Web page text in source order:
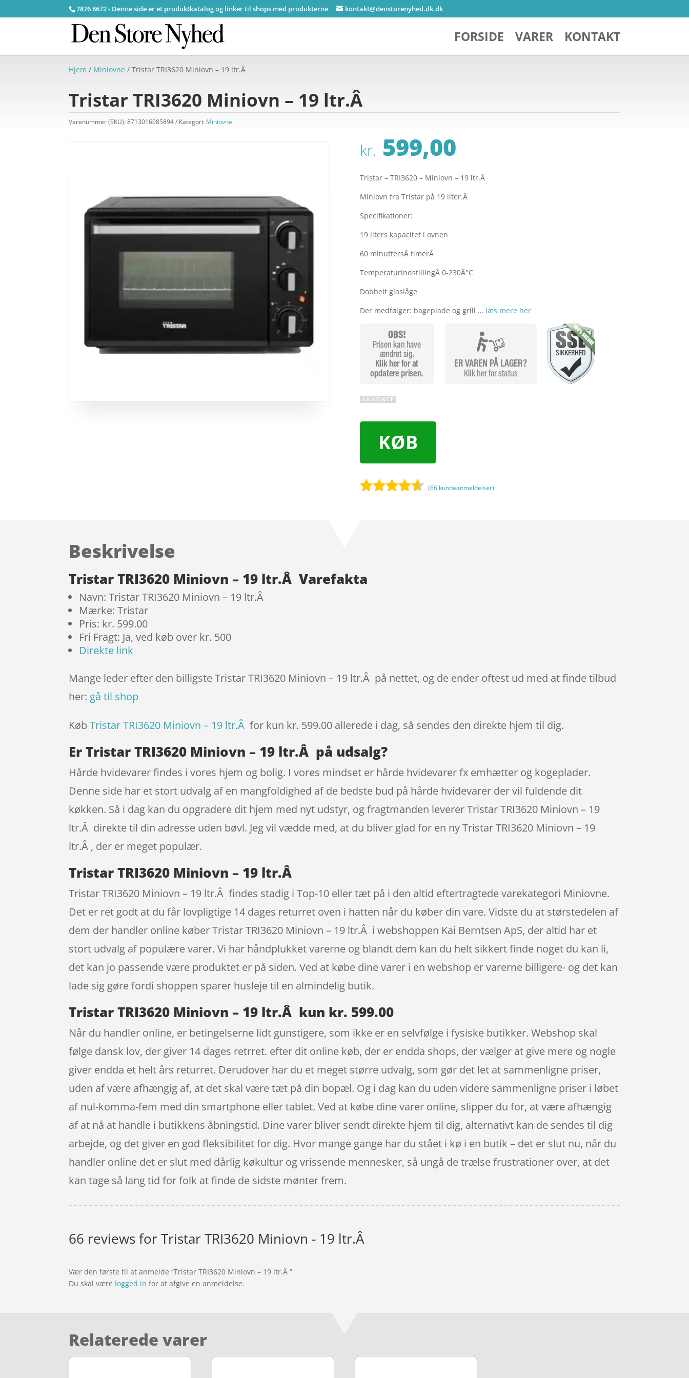
7876 8672 - Denne side er et produktkatalog og linker til shops med produkterne kontakt@denstorenyhed.dk.dk
FORSIDE VARER KONTAKT
Hjem / Miniovne / Tristar TRI3620 Miniovn – 19 ltr.Â
Tristar TRI3620 Miniovn – 19 ltr.Â
Varenummer (SKU):8713016085894 Kategori: Miniovne
kr. 599,00
Tristar – TRI3620 – Miniovn – 19 ltr.Â
Miniovn fra Tristar på 19 liter.Â
Specifikationer:
19 liters kapacitet i ovnen
60 minuttersÂ timerÂ
TemperaturindstillingÂ 0-230Â°C
Dobbelt glaslåge
Der medfølger: bageplade og grill … læs mere her
KØB
mmelser
(66 kundeanmeldelser)
Beskrivelse
Tristar TRI3620 Miniovn – 19 ltr.Â Varefakta
Navn: Tristar TRI3620 Miniovn – 19 ltr.Â
Mærke: Tristar
Pris: kr. 599.00
Fri Fragt: Ja, ved køb over kr. 500
Direkte link
Mange leder efter den billigste Tristar TRI3620 Miniovn – 19 ltr.Â på nettet, og de ender oftest ud med at finde tilbud
her: gå til shop
KøbTristar TRI3620 Miniovn – 19 ltr.Â for kun kr. 599.00 allerede i dag, så sendes den direkte hjem til dig.
Er Tristar TRI3620 Miniovn – 19 ltr.Â på udsalg?
Hårde hvidevarer findes i vores hjem og bolig. I vores mindset er hårde hvidevarer fx emhætter og kogeplader.
Denne side har et stort udvalg af en mangfoldighed af de bedste bud på hårde hvidevarer der vil fuldende dit
køkken. Så i dag kan du opgradere dit hjem med nyt udstyr, og fragtmanden leverer Tristar TRI3620 Miniovn – 19
ltr.Â direkte til din adresse uden bøvl. Jeg vil vædde med, at du bliver glad for en ny Tristar TRI3620 Miniovn – 19
ltr.Â , der er meget populær.
Tristar TRI3620 Miniovn – 19 ltr.Â
Tristar TRI3620 Miniovn – 19 ltr.Â findes stadig i Top-10 eller tæt på i den altid eftertragtede varekategori Miniovne.
Det er ret godt at du får lovpligtige 14 dages returret oven i hatten når du køber din vare. Vidste du at størstedelen af
dem der handler online køber Tristar TRI3620 Miniovn – 19 ltr.Â i webshoppen Kai Berntsen ApS, der altid har et
stort udvalg af populære varer. Vi har håndplukket varerne og blandt dem kan du helt sikkert finde noget du kan li,
det kan jo passende være produktet er på siden. Ved at købe dine varer i en webshop er varerne billigere- og det kan
lade sig gøre fordi shoppen sparer husleje til en almindelig butik.
Tristar TRI3620 Miniovn – 19 ltr.Â kun kr. 599.00
Når du handler online, er betingelserne lidt gunstigere, som ikke er en selvfølge i fysiske butikker. Webshop skal
følge dansk lov, der giver 14 dages retrret. efter dit online køb, der er endda shops, der vælger at give mere og nogle
giver endda et helt års returret. Derudover har du et meget større udvalg, som gør det let at sammenligne priser,
uden af være afhængig af, at det skal være tæt på din bopæl. Og i dag kan du uden videre sammenligne priser i løbet
af nul-komma-fem med din smartphone eller tablet. Ved at købe dine varer online, slipper du for, at være afhængig
af at nå at handle i butikkens åbningstid. Dine varer bliver sendt direkte hjem til dig, alternativt kan de sendes til dig
arbejde, og det giver en god fleksibilitet for dig. Hvor mange gange har du stået i kø i en butik – det er slut nu, når du
handler online det er slut med dårlig køkultur og vrissende mennesker, så ungå de trælse frustrationer over, at det
kan tage så lang tid for folk at finde de sidste mønter frem.
66 reviews forTristar TRI3620 Miniovn - 19 ltr.Â
Vær den første til at anmelde “Tristar TRI3620 Miniovn – 19 ltr.Â ”
Du skal være logged in for at afgive en anmeldelse.
Relaterede varer